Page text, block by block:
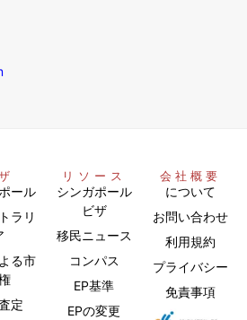
ール
ラリ
る市
定
リソース
シンガポール
ビザ
移民ニュース
コンパス
EP基準
EPの変更
会社概要
について
お問い合わせ
利用規約
プライバシー
免責事項